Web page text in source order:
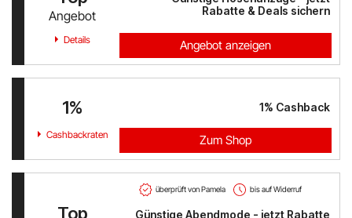
PAGRO DISKONT
xxxLutz
OTTO
Bosch Hausgeräte
Angebot
Rabatte & Deals sichern
Details Angebot anzeigen
1% 1% Cashback
Cashbackraten Zum Shop
überprüft von Pamela bis auf Widerruf
Top
Günstige Abendmode - jetzt Rabatte